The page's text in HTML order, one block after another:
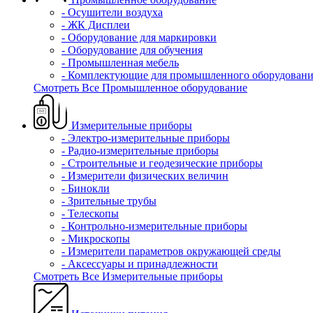
- Осушители воздуха
- ЖК Дисплеи
- Оборудование для маркировки
- Оборудование для обучения
- Промышленная мебель
- Комплектующие для промышленного
Смотреть Все Промышленное оборудование
Измерительные приборы
- Электро-измерительные приборы
- Радио-измерительные приборы
- Строительные и геодезические приборы
- Измерители физических величин
- Бинокли
- Зрительные трубы
- Телескопы
- Контрольно-измерительные приборы
- Микроскопы
- Измерители параметров окружающей среды
- Аксессуары и принадлежности
Смотреть Все Измерительные приборы